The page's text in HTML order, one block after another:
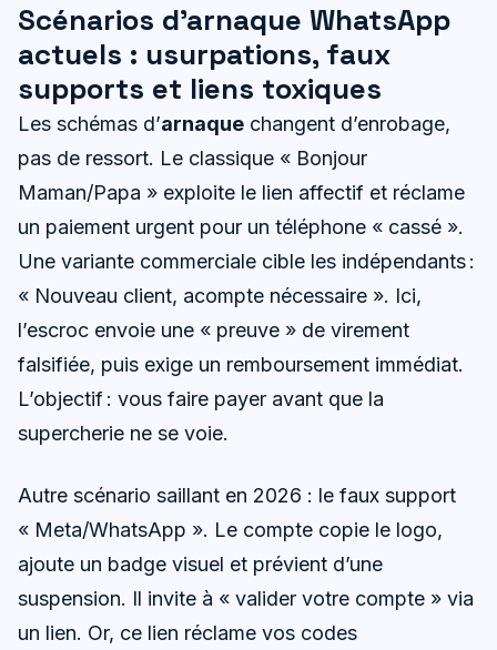
Scénarios d’arnaque WhatsApp
actuels : usurpations, faux
supports et liens toxiques
Les schémas d’arnaque changent d’enrobage,
pas de ressort. Le classique « Bonjour
Maman/Papa » exploite le lien affectif et réclame
un paiement urgent pour un téléphone « cassé ».
Une variante commerciale cible les indépendants :
« Nouveau client, acompte nécessaire ». Ici,
l’escroc envoie une « preuve » de virement
falsifiée, puis exige un remboursement immédiat.
L’objectif : vous faire payer avant que la
supercherie ne se voie.
Autre scénario saillant en 2026 : le faux support
« Meta/WhatsApp ». Le compte copie le logo,
ajoute un badge visuel et prévient d’une
suspension. Il invite à « valider votre compte » via
un lien. Or, ce lien réclame vos codes